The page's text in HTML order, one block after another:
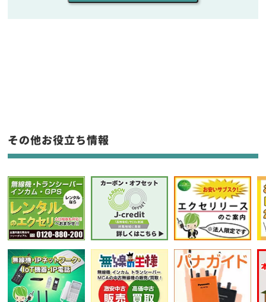
フリーワード入力(製品名等)
選択条件をリセット
その他お役立ち情報